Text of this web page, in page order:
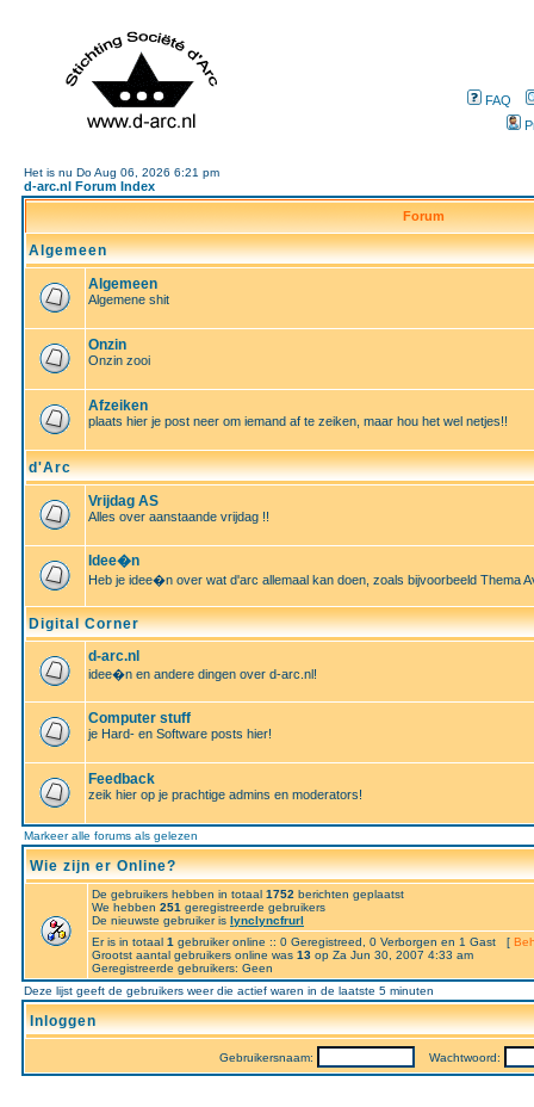
FAQ
Het is nu Do Aug 06, 2026 6:21 pm
d-arc.nl Forum Index
Forum
Algemeen
Algemeen
Algemene shit
Onzin
Onzin zooi
Afzeiken
plaats hier je post neer om iemand af te zeiken, maar hou het wel netjes!!
d'Arc
Vrijdag AS
Alles over aanstaande vrijdag !!
Idee�n
Heb je idee�n over wat d'arc allemaal kan doen, zoals bijvoorbeeld Thema
Digital Corner
d-arc.nl
idee�n en andere dingen over d-arc.nl!
Computer stuff
je Hard- en Software posts hier!
Feedback
zeik hier op je prachtige admins en moderators!
Markeer alle forums als gelezen
Wie zijn er Online?
De gebruikers hebben in totaal 1752 berichten geplaatst
We hebben 251 geregistreerde gebruikers
De nieuwste gebruiker is lynclyncfrurl
Er is in totaal 1 gebruiker online :: 0 Geregistreed, 0 Verborgen en 1 Gast [
Grootst aantal gebruikers online was 13 op Za Jun 30, 2007 4:33 am
Geregistreerde gebruikers: Geen
Deze lijst geeft de gebruikers weer die actief waren in de laatste 5 minuten
Inloggen
Gebruikersnaam: Wachtwoord: